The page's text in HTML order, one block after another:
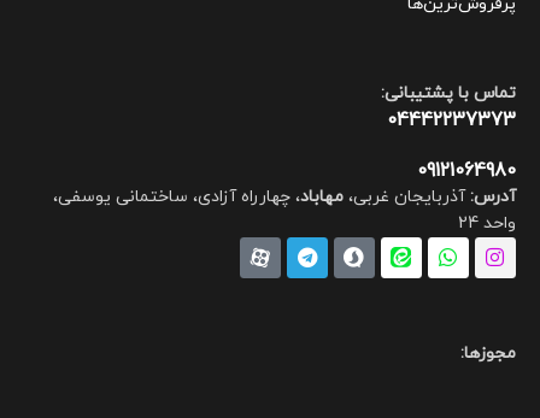
تماس با پشتیبانی:
04442237373
09121064980
آدرس: آذربایجان غربی،مهاباد، چهارراه آزادی، ساختمانی یوسفی،
واحد 24
مجوزها: